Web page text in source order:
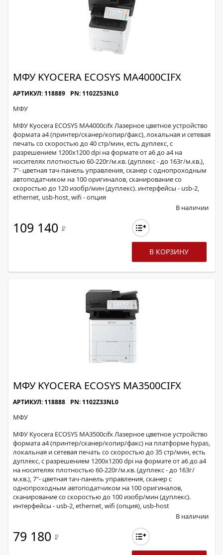
МФУ KYOCERA ECOSYS MA4000CIFX
АРТИКУЛ: 118889 PN: 1102Z53NL0
МФУ
МФУ Kyocera ECOSYS MA4000cifx Лазерное цветное устройство
формата а4 (принтер/сканер/копир/факс), локальная и сетевая
печать со скоростью до 40 стр/мин, есть дуплекс, с
разрешением 1200х1200 dpi на формате от а6 до а4 на
носителях плотностью 60-220г/м.кв. (дуплекс - до 163г/м.кв.),
7"- цветная тач-панель управления, сканер с однопроходным
автоподатчиком на 100 оригиналов, сканирование со
скоростью до 120 изобр/мин (дуплекс). интерфейсы - usb-2,
ethernet, usb-host, wifi - опция
В наличии
109 140 Р
В КОРЗИНУ
МФУ KYOCERA ECOSYS MA3500CIFX
АРТИКУЛ: 118888 PN: 1102Z33NL0
МФУ
МФУ Kyocera ECOSYS MA3500cifx Лазерное цветное устройство
формата а4 (принтер/сканер/копир/факс) на платформе hypas,
локальная и сетевая печать со скоростью до 35 стр/мин, есть
дуплекс, с разрешением 1200х1200 dpi на формате от а6 до а4
на носителях плотностью 60-220г/м.кв. (дуплекс - до 163г/
м.кв.), 7"- цветная тач-панель управления, сканер с
однопроходным автоподатчиком на 100 оригиналов,
сканирование со скоростью до 100 изобр/мин (дуплекс).
интерфейсы - usb-2, ethernet, wifi (опция), usb-host
В наличии
79 180 Р